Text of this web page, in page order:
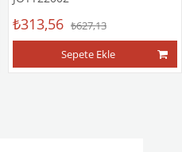
₺313,56 ₺627,13
Sepete Ekle